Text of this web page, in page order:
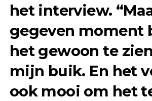
het interview.
gegeven moment
het gewoon te
mijn buik. En het
ook mooi om het